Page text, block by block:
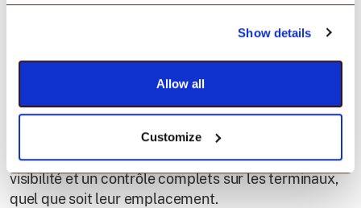
Show details
Allow all
Customize
Gestion des appareils et systèmes
distribués
de travail à distance et hybrides, la gestion des
appareils sur différents sites devient difficile. Un
outil RMM offre aux MSP et aux équipes IT une
visibilité et un contrôle complets sur les terminaux,
quel que soit leur emplacement.